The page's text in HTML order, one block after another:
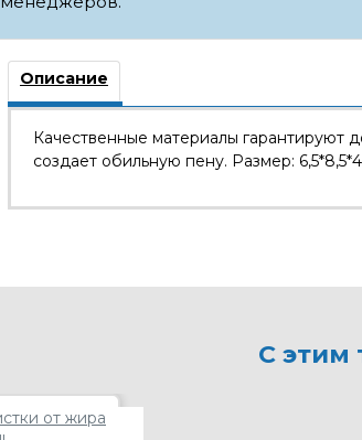
Описание
Качественные материалы гарантируют
создает обильную пену. Размер:
С этим